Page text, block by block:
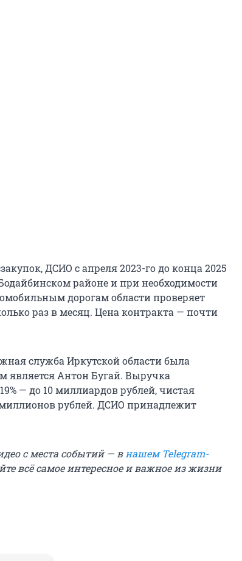
ДСИО с апреля 2023-го до конца 2025
районе и при необходимости
дорогам области проверяет
раз в месяц. Цена контракта — почти
служба Иркутской области была
является Антон Бугай. Выручка
— до 10 миллиардов рублей, чистая
рублей. ДСИО принадлежит
с места событий — в нашем Telegram-
всё самое интересное и важное из жизни